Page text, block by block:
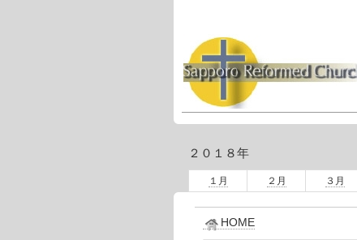
２０１８年
１月 ２月 ３月
HOME